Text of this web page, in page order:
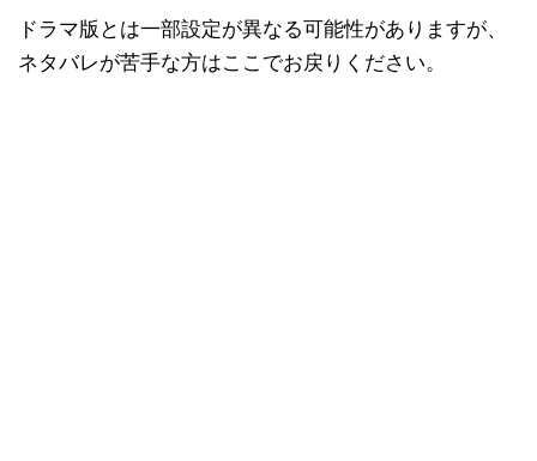
ドラマ版とは一部設定が異なる可能性がありますが、
ネタバレが苦手な方はここでお戻りください。